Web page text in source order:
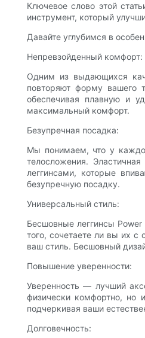
Ключевое слово этой
инструмент, который
Давайте углубимся в
Непревзойденный комфорт:
Одним из выдающихся
повторяют форму вашего
обеспечивая плавную и
максимальный комфорт.
Безупречная посадка:
Мы понимаем, что у
телосложения.
леггинсами, которые
безупречную посадку.
Универсальный стиль:
Бесшовные леггинсы
того, сочетаете ли вы их с
ваш стиль. Бесшовный
Повышение уверенности:
Уверенность — лучший
физически комфортно, но
подчеркивая ваши
Долговечность: